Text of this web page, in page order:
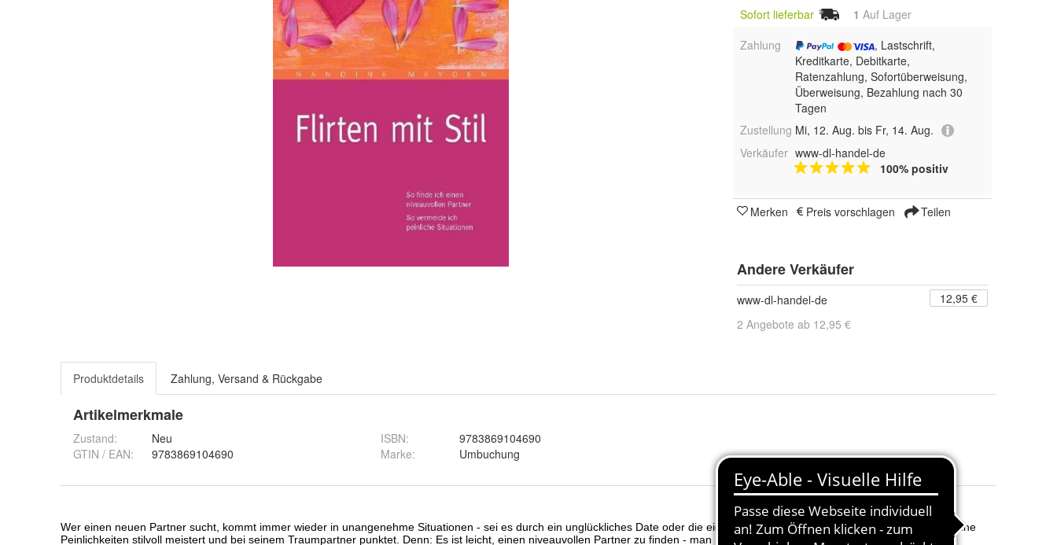
Sofort lieferbar 1 Auf Lager
Zahlung
, Lastschrift,
Kreditkarte, Debitkarte,
Ratenzahlung, Sofortüberweisung,
Überweisung, Bezahlung nach 30
Tagen
Zustellung Mi, 12. Aug. bis Fr, 14. Aug.
Verkäufer www-dl-handel-de
100% positiv
Merken Preis vorschlagen Teilen
Andere Verkäufer
www-dl-handel-de
12,95 €
2 Angebote ab 12,95 €
Produktdetails Zahlung, Versand & Rückgabe
Artikelmerkmale
Zustand:
Neu
GTIN / EAN:
9783869104690
ISBN:
9783869104690
Marke:
Umbuchung